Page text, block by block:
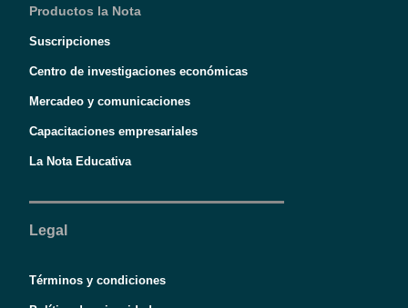
Productos la Nota
Suscripciones
Centro de investigaciones económicas
Mercadeo y comunicaciones
Capacitaciones empresariales
La Nota Educativa
Legal
Términos y condiciones